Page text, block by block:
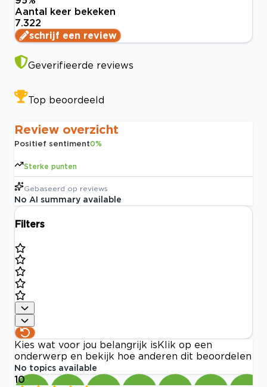
Aantal keer bekeken
7.322
schrijf een review
Geverifieerde reviews
Top beoordeeld
Review overzicht
Positief sentiment0%
Sterke punten
Gebaseerd op reviews
No AI summary available
Filters
Kies wat voor jou belangrijk is Klik op een
onderwerp en bekijk hoe anderen dit beoordelen
No topics available
10